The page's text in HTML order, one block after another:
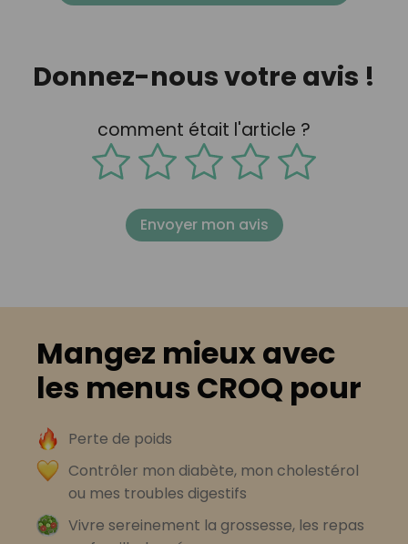
Donnez-nous votre avis !
comment était l'article ?
Envoyer mon avis
Mangez mieux avec
les menus CROQ pour
Perte de poids
Contrôler mon diabète, mon cholestérol
ou mes troubles digestifs
Vivre sereinement la grossesse, les repas